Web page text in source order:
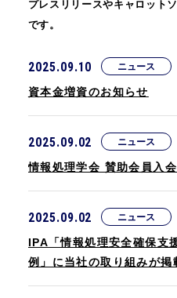
プレスリリースやキャロット
です。
2025.09.10 ニュース
資本金増資のお知らせ
2025.09.02 ニュース
情報処理学会 賛助会員入
2025.09.02 ニュース
IPA「情報処理安全確保支
例」に当社の取り組みが掲